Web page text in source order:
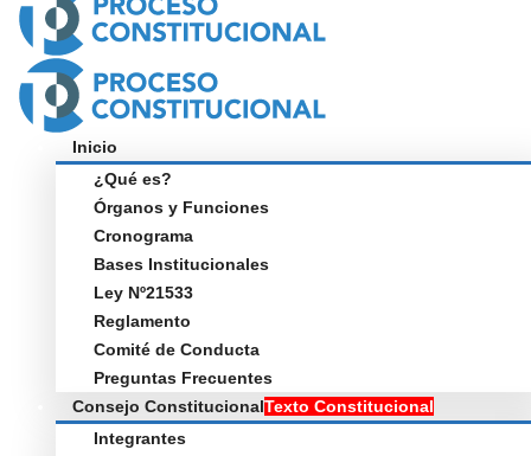
Inicio
¿Qué es?
Órganos y Funciones
Cronograma
Bases Institucionales
Ley Nº21533
Reglamento
Comité de Conducta
Preguntas Frecuentes
Consejo ConstitucionalTexto Constitucional
Integrantes